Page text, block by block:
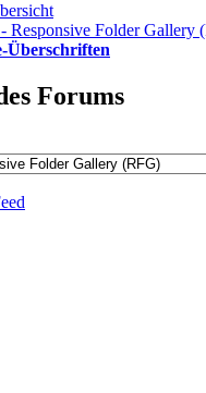
Responsive Folder Gallery
Überschriften
Forums